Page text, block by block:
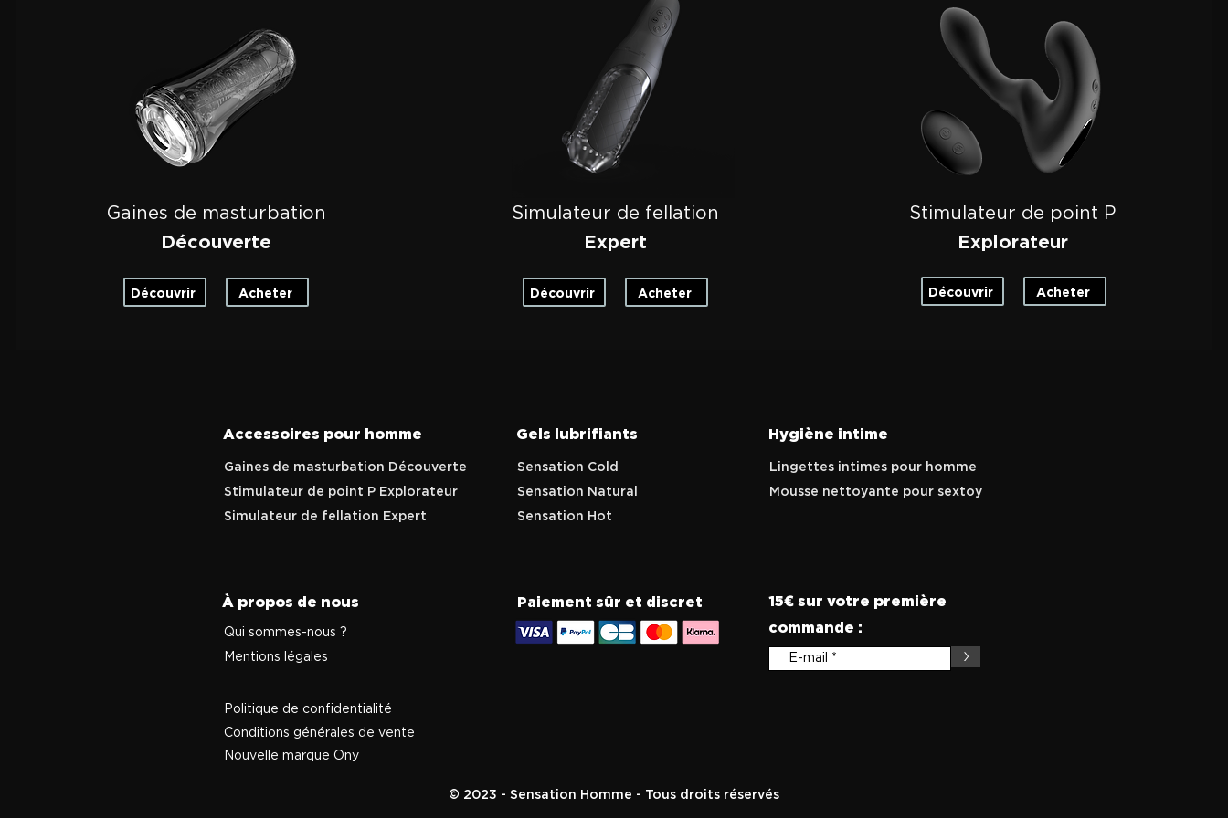
Gaines de masturbation
Découverte
Découvrir Acheter
Simulateur de fellation
Expert
Découvrir Acheter
Stimulateur de point P
Explorateur
Découvrir Acheter
Accessoires pour homme
Gaines de masturbation Découverte
Stimulateur de point P Explorateur
Simulateur de fellation Expert
À propos de nous
Qui sommes-nous ?
Mentions légales
Gels lubrifiants
Sensation Cold
Sensation Natural
Sensation Hot
Paiement sûr et discret
Politique de confidentialité
Conditions générales de vente
Nouvelle marque Ony
Hygiène intime
Lingettes intimes pour homme
Mousse nettoyante pour sextoy
15€ sur votre première
commande :
>
© 2023 - Sensation Homme - Tous droits réservés